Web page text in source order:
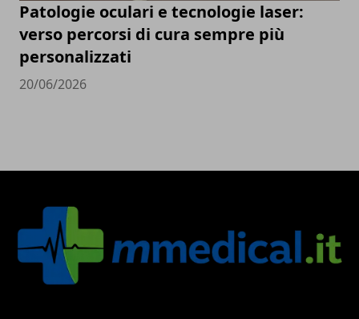
Patologie oculari e tecnologie laser:
verso percorsi di cura sempre più
personalizzati
20/06/2026